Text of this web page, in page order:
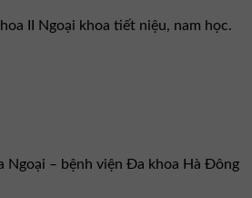
II Ngoại khoa tiết niệu, nam học.
Ngoại – bệnh viện Đa khoa Hà Đông